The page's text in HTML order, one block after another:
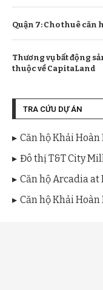
Quận 7: Cho thuê căn
Thương vụ bất động
thuộc về CapitaLand
TRA CỨU DỰ ÁN
Căn hộ Khải Hoàn
Đô thị T&T City
Căn hộ Arcadia at
Căn hộ Khải